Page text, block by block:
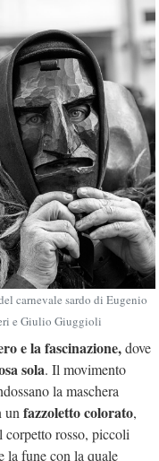
carnevale sardo di Eugenio
e Giulio Giuggioli
e la fascinazione,dove
sola. Il movimento
la maschera
unfazzoletto colorato,
rosso, piccoli
la fune con la quale